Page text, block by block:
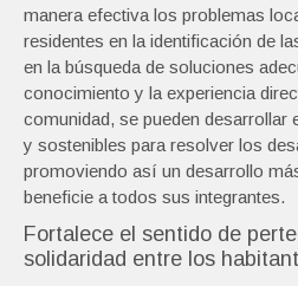
manera efectiva los problemas
residentes en la identificación de
en la búsqueda de soluciones
conocimiento y la experiencia
comunidad, se pueden desarrollar
y sostenibles para resolver los
promoviendo así un desarrollo
beneficie a todos sus integrantes.
Fortalece el sentido de
solidaridad entre los